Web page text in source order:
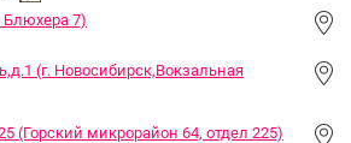
Блюхера 7)
(г. Новосибирск,Вокзальная
(Горский микрорайон 64, отдел 225)